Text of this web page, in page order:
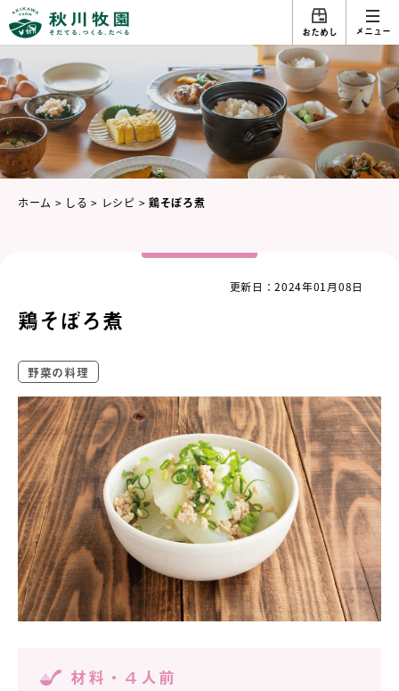
おためし メニュー
ホーム > しる > レシピ > 鶏そぼろ煮
更新日：2024年01月08日
鶏そぼろ煮
野菜の料理
材料・４人前